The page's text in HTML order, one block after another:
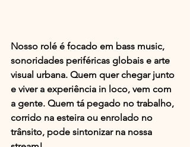
Nosso rolé é focado em bass music,
sonoridades periféricas globais e arte
visual urbana. Quem quer chegar junto
e viver a experiência in loco, vem com
a gente. Quem tá pegado no trabalho,
corrido na esteira ou enrolado no
trânsito, pode sintonizar na nossa